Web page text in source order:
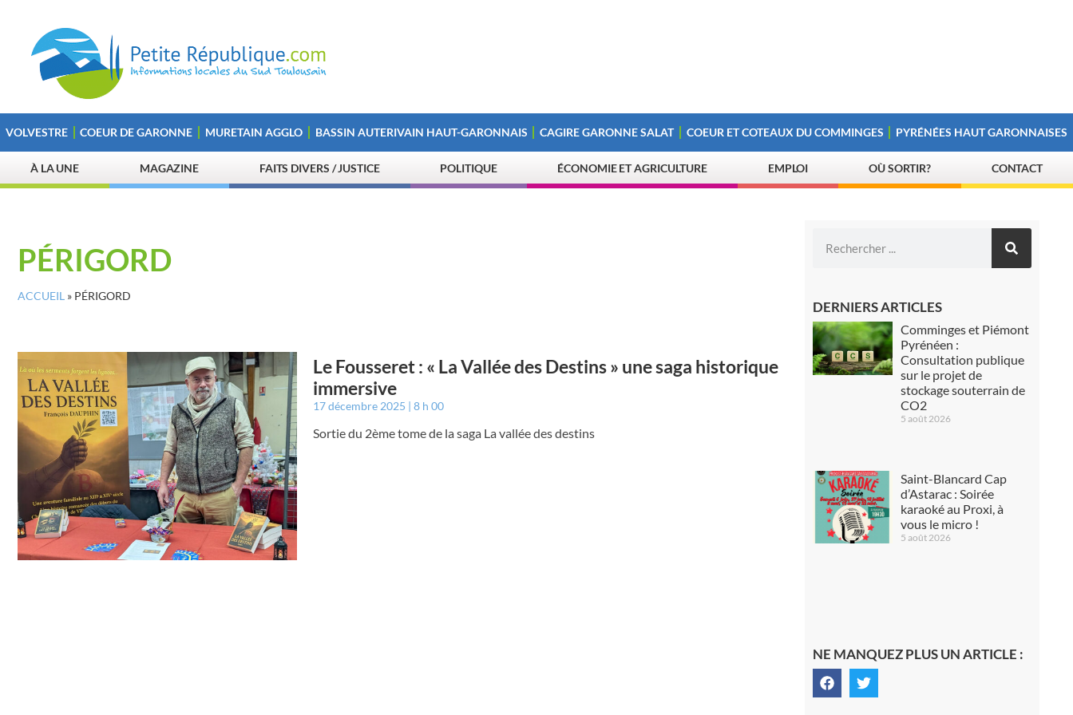
VOLVESTRE COEUR DE GARONNE MURETAIN AGGLO BASSIN AUTERIVAIN HAUT-GARONNAIS CAGIRE GARONNE SALAT COEUR ET COTEAUX DU COMMINGES PYRÉNÉES HAUT GARONNAISES
À LA UNE MAGAZINE FAITS DIVERS / JUSTICE POLITIQUE ÉCONOMIE ET AGRICULTURE EMPLOI OÙ SORTIR? CONTACT
PÉRIGORD
ACCUEIL » PÉRIGORD
Le Fousseret : « La Vallée des Destins » une saga historique
immersive
17 décembre 2025 8 h 00
Sortie du 2ème tome de la saga La vallée des destins
DERNIERS ARTICLES
Comminges et Piémont
Pyrénéen :
Consultation publique
sur le projet de
stockage souterrain de
CO2
5 août 2026
Saint-Blancard Cap
d’Astarac : Soirée
karaoké au Proxi, à
vous le micro !
5 août 2026
NE MANQUEZ PLUS UN ARTICLE :